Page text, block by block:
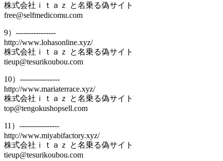
株式会社ｉｔａｚ と名乗る偽サイト
free@selfmedicomu.com
9）----------------
http://www.lohasonline.xyz/
株式会社ｉｔａｚ と名乗る偽サイト
tieup@tesurikoubou.com
10）----------------
http://www.mariaterrace.xyz/
株式会社ｉｔａｚ と名乗る偽サイト
top@tengokushopsell.com
11）----------------
http://www.miyabifactory.xyz/
株式会社ｉｔａｚ と名乗る偽サイト
tieup@tesurikoubou.com